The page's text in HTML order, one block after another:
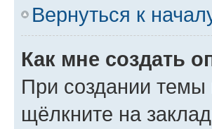
Вернуться к
Как мне создать
При создании темы
щёлкните на